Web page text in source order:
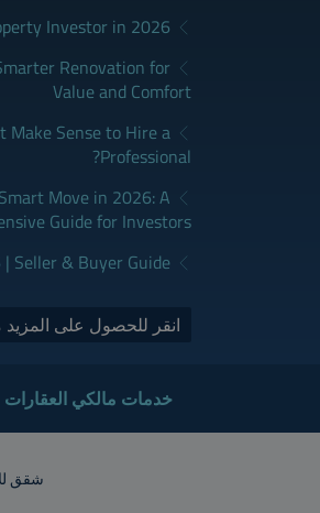
Investor in 2026?
Renovation for
Value and Comfort
Make Sense to Hire a
Professional?
Move in 2026: A
Guide for Investors
Seller & Buyer Guide
انقر للحصول على
خدمات مالكي العقارات
شقق للإيجار في